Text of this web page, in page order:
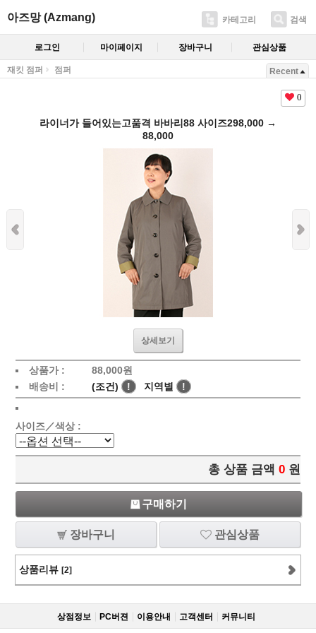
아즈망 (Azmang) 카테고리 검색
로그인 마이페이지 장바구니 관심상품
재킷 점퍼 점퍼 Recent
0
라이너가 들어있는고품격 바바리88 사이즈298,000 →
88,000
상세보기
상품가 : 88,000원
배송비 :
(조건) ! 지역별 !
사이즈／색상 :
총 상품 금액 0 원
구매하기
장바구니 관심상품
상품리뷰 [2]
상점정보 PC버젼 이용안내 고객센터 커뮤니티